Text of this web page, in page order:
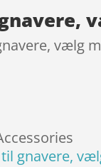
vælg
gnavere,